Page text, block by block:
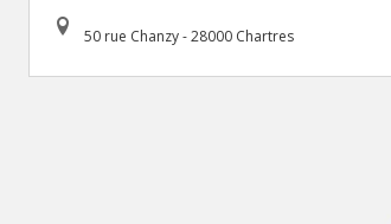
50 rue Chanzy - 28000 Chartres